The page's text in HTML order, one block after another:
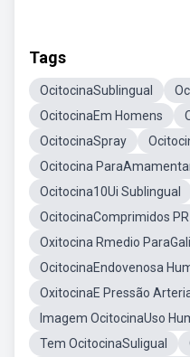
Tags
OcitocinaSublingual
OcitocinaEm Homens
OcitocinaSpray
Ocitocina
Ocitocina10Ui Sublingual
OcitocinaComprimidos
Oxitocina Rmedio
OcitocinaEndovenosa
OxitocinaE Pressão
Imagem OcitocinaUso
Tem OcitocinaSuligual